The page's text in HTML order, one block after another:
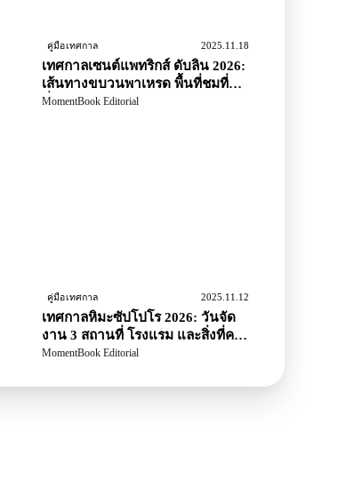
คู่มือเทศกาล 2025.11.18
เทศกาลเซนต์แพทริกส์ ดับลิน 2026:
เส้นทางขบวนพาเหรด พื้นที่ชมที่ดี
ที่สุด และแผน 4 วัน
MomentBook Editorial
คู่มือเทศกาล 2025.11.12
เทศกาลหิมะซัปโปโร 2026: วันจัด
งาน 3 สถานที่ โรงแรม และสิ่งที่ควร
ใส่
MomentBook Editorial